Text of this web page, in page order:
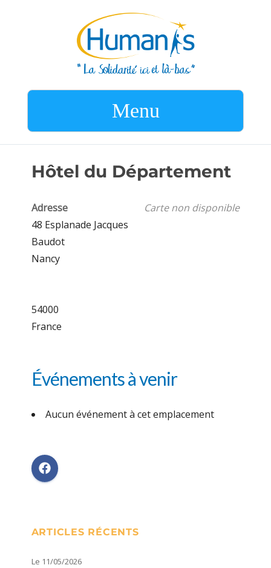
Menu
Hôtel du Département
Carte non disponible
Adresse
48 Esplanade Jacques
Baudot
Nancy
54000
France
Événements à venir
Aucun événement à cet emplacement
ARTICLES RÉCENTS
Le 11/05/2026